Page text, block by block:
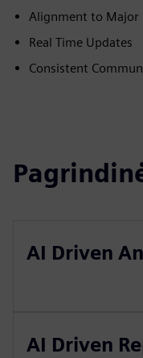
Alignment to Major
Real Time Updates
Consistent
AI Driven
AI Driven